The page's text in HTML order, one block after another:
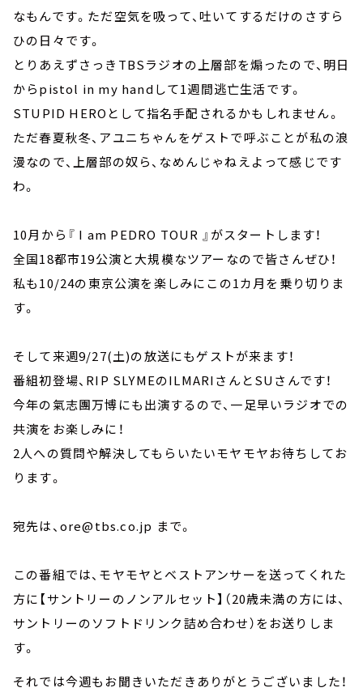
なもんです。ただ空気を吸って、吐いてするだけのさすら
ひの日々です。
とりあえずさっきTBSラジオの上層部を煽ったので、明日
からpistol in my handして1週間逃亡生活です。
STUPID HEROとして指名手配されるかもしれません。
ただ春夏秋冬、アユニちゃんをゲストで呼ぶことが私の浪
漫なので、上層部の奴ら、なめんじゃねえよって感じです
わ。
10月から『 I am PEDRO TOUR 』がスタートします！
全国18都市19公演と大規模なツアーなので皆さんぜひ！
私も10/24の東京公演を楽しみにこの1カ月を乗り切りま
す。
そして来週9/27(土)の放送にもゲストが来ます！
番組初登場、RIP SLYMEのILMARIさんとSUさんです！
今年の氣志團万博にも出演するので、一足早いラジオでの
共演をお楽しみに！
2人への質問や解決してもらいたいモヤモヤお待ちしてお
ります。
宛先は、ore@tbs.co.jp まで。
この番組では、モヤモヤとベストアンサーを送ってくれた
方に【サントリーのノンアルセット】（20歳未満の方には、
サントリーのソフトドリンク詰め合わせ）をお送りしま
す。
それでは今週もお聞きいただきありがとうございました！